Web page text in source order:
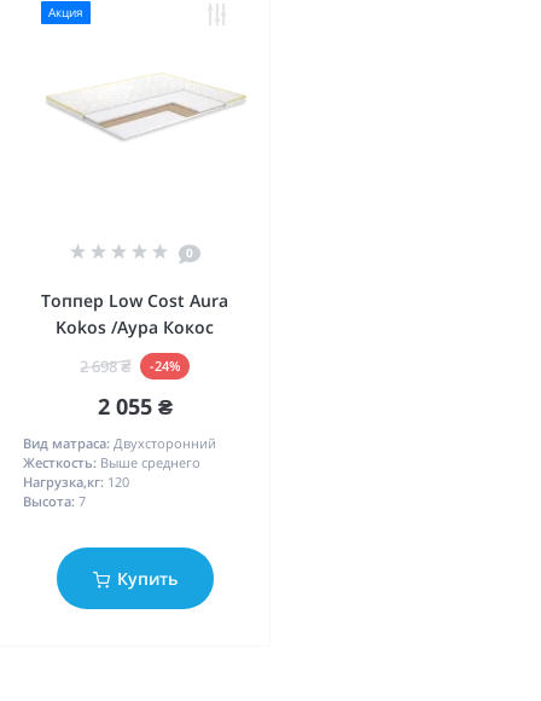
Акция
0
Топпер Low Cost Aura
Kokos /Аура Кокос
2 698 ₴ -24%
2 055 ₴
Вид матраса: Двухсторонний
Жесткость: Выше среднего
Нагрузка,кг: 120
Высота: 7
Купить